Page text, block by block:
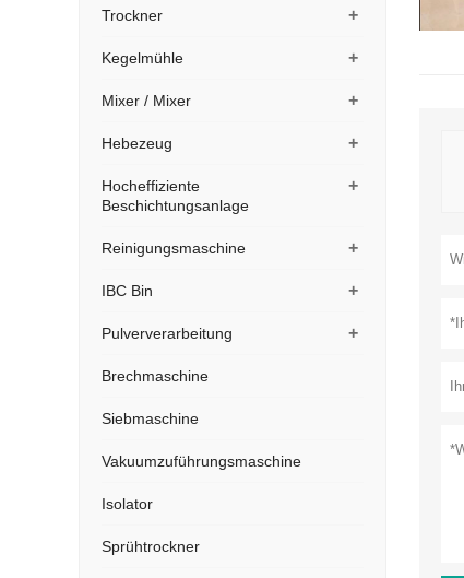
+
Trockner
+
Kegelmühle
+
Mixer / Mixer
+
Hebezeug
+
Hocheffiziente
Beschichtungsanlage
+
Reinigungsmaschine
+
IBC Bin
+
Pulververarbeitung
Brechmaschine
Siebmaschine
Vakuumzuführungsmaschine
Isolator
Sprühtrockner